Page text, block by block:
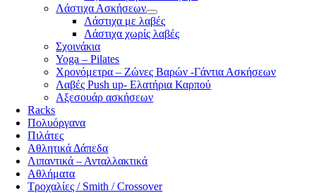
Λάστιχα Ασκήσεων
Λάστιχα με λαβές
Λάστιχα χωρίς λαβές
Σχοινάκια
Yoga – Pilates
Χρονόμετρα – Ζώνες Βαρών -Γάντια Ασκήσεων
Λαβές Push up- Ελατήρια Καρπού
Αξεσουάρ ασκήσεων
Racks
Πολυόργανα
Πιλάτες
Αθλητικά Δάπεδα
Λιπαντικά – Ανταλλακτικά
Αθλήματα
Τροχαλίες / Smith / Crossover